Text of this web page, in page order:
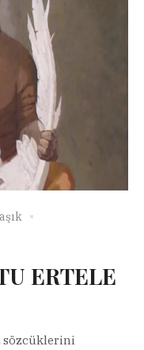
ERTELE
sözcüklerini